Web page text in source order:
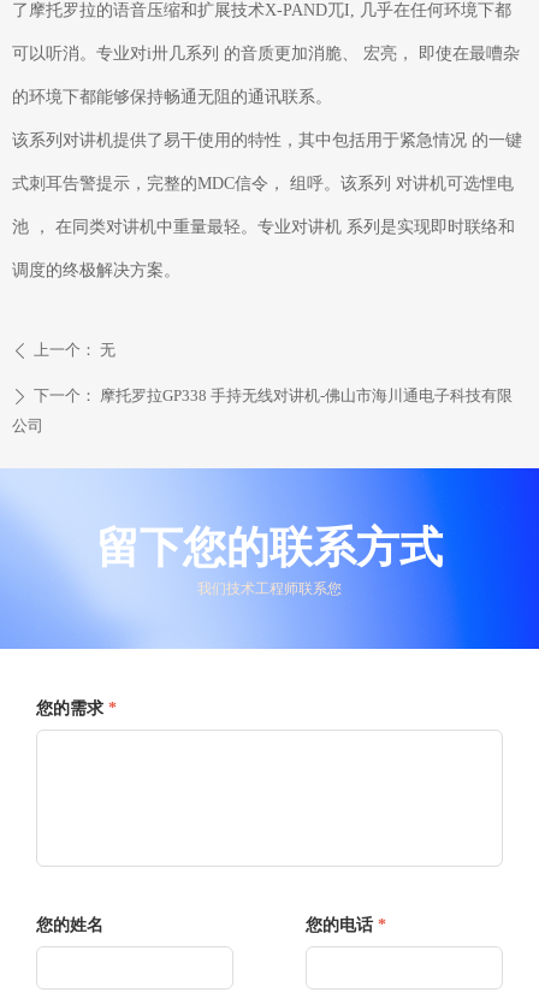
了摩托罗拉的语音压缩和扩展技术X-PAND兀I, 几乎在任何环境下都
可以听消。专业对i卅几系列 的音质更加消脆、 宏亮， 即使在最嘈杂
的环境下都能够保持畅通无阻的通讯联系。
该系列对讲机提供了易干使用的特性，其中包括用于紧急情况 的一键
式刺耳告警提示，完整的MDC信令， 组呼。该系列 对讲机可选悝电
池 ， 在同类对讲机中重量最轻。专业对讲机 系列是实现即时联络和
调度的终极解决方案。
ꄴ 上一个： 无
ꄲ 下一个： 摩托罗拉GP338 手持无线对讲机-佛山市海川通电子科技有限
公司
留下您的联系方式
我们技术工程师联系您
您的需求 *
您的姓名 您的电话 *